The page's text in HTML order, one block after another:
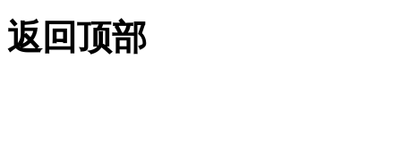
返回顶部